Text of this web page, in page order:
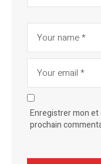
Enregistrer mon et
prochain